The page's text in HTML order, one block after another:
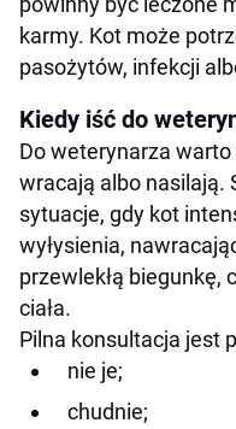
karmy. Kot może
pasożytów, infekcji
Kiedy iść do
Do weterynarza
wracają albo nasilają.
sytuacje, gdy kot
wyłysienia,
przewlekłą biegunkę,
ciała.
Pilna konsultacja jest
nie je;
chudnie;